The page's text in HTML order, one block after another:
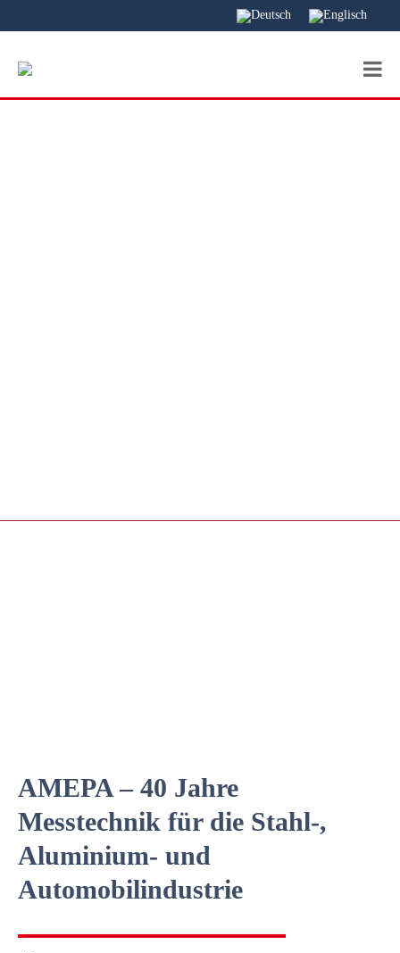
AMEPA – 40 Jahre
Messtechnik für die Stahl-,
Aluminium- und
Automobilindustrie